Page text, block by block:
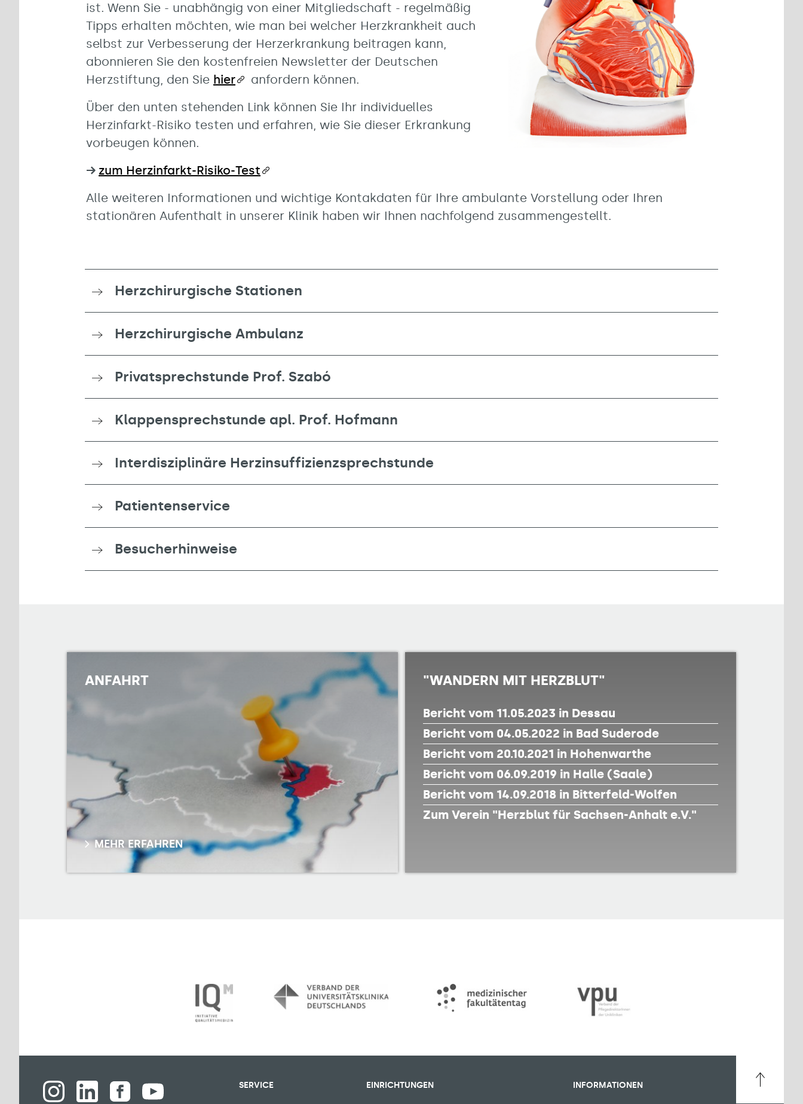
ist. Wenn Sie - unabhängig von einer Mitgliedschaft - regelmäßig
Tipps erhalten möchten, wie man bei welcher Herzkrankheit auch
selbst zur Verbesserung der Herzerkrankung beitragen kann,
abonnieren Sie den kostenfreien Newsletter der Deutschen
Herzstiftung, den Sie hier
anfordern können.
Über den unten stehenden Link können Sie Ihr individuelles
Herzinfarkt-Risiko testen und erfahren, wie Sie dieser Erkrankung
vorbeugen können.
→ zum Herzinfarkt-Risiko-Test
Alle weiteren Informationen und wichtige Kontakdaten für Ihre ambulante Vorstellung oder Ihren
stationären Aufenthalt in unserer Klinik haben wir Ihnen nachfolgend zusammengestellt.
Herzchirurgische Stationen
Herzchirurgische Ambulanz
Privatsprechstunde Prof. Szabó
Klappensprechstunde apl. Prof. Hofmann
Interdisziplinäre Herzinsuffizienzsprechstunde
Patientenservice
Besucherhinweise
ANFAHRT
MEHR ERFAHREN
"WANDERN MIT HERZBLUT"
Bericht vom 11.05.2023 in Dessau
Bericht vom 04.05.2022 in Bad Suderode
Bericht vom 20.10.2021 in Hohenwarthe
Bericht vom 06.09.2019 in Halle (Saale)
Bericht vom 14.09.2018 in Bitterfeld-Wolfen
Zum Verein "Herzblut für Sachsen-Anhalt e.V."
SERVICE EINRICHTUNGEN INFORMATIONEN